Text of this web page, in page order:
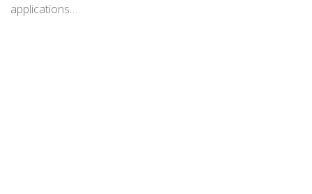
applications…